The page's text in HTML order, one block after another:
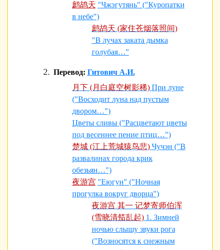
鹧鸪天 "Чжэгутянь" ("Куропатки
в небе")
鹧鸪天 (家住苍烟落照间)
"В лучах заката дымка
голубая…"
Перевод: Гитович А.И.
月下 (月白庭空树影稀) При луне
("Восходит луна над пустым
двором…")
Цветы сливы ("Расцветают цветы
под весеннее пение птиц…")
楚城 (江上荒城猿鸟悲) Чучэн ("В
развалинах города крик
обезьян…")
夜游宫 "Еюгун" ("Ночная
прогулка вокруг дворца")
夜游宫 其一 记梦寄师伯浑
(雪晓清笳乱起) 1. Зимней
ночью слышу звуки рога
("Возносятся к снежным